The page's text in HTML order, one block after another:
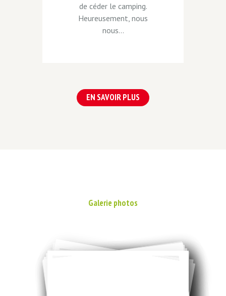
de céder le camping.
Heureusement, nous
nous...
EN SAVOIR PLUS
Galerie photos